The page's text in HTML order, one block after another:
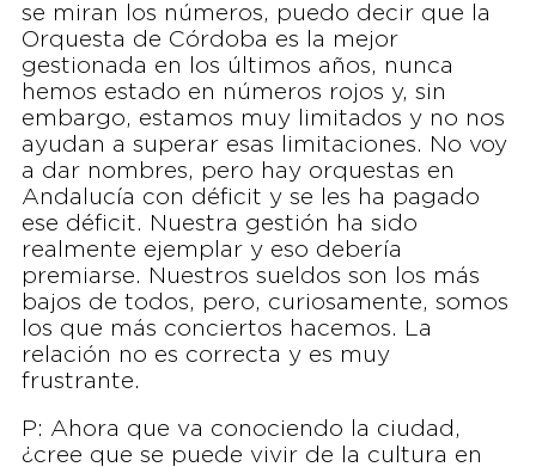
se miran los números, puedo decir que la
Orquesta de Córdoba es la mejor
gestionada en los últimos años, nunca
hemos estado en números rojos y, sin
embargo, estamos muy limitados y no nos
ayudan a superar esas limitaciones. No voy
a dar nombres, pero hay orquestas en
Andalucía con déficit y se les ha pagado
ese déficit. Nuestra gestión ha sido
realmente ejemplar y eso debería
premiarse. Nuestros sueldos son los más
bajos de todos, pero, curiosamente, somos
los que más conciertos hacemos. La
relación no es correcta y es muy
frustrante.
P: Ahora que va conociendo la ciudad,
¿cree que se puede vivir de la cultura en